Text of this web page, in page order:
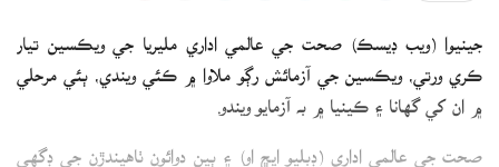
جينيوا (ويب ڊيسڪ) صحت جي عالمي اداري مليريا جي ويڪسين تيار
ڪري ورتي، ويڪسين جي آزمائش رڳو ملاوا ۾ ڪئي ويندي، ٻئي مرحلي
۾ ان کي گھانا ۽ ڪينيا ۾ به آزمايو ويندو.
صحت جي عالمي اداري (ڊبليو ايڇ او) ۽ ٻين دوائون ٺاهيندڙن جي ڊگھي